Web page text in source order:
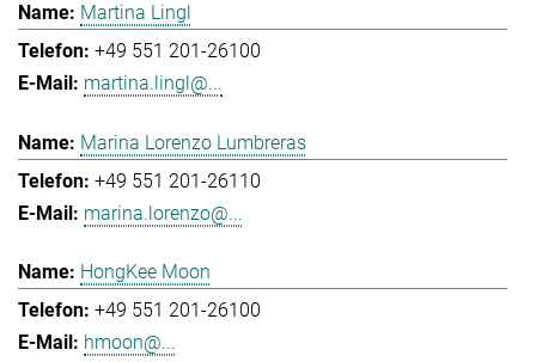
Martina Lingl
+49 551 201-26100
martina.lingl@...
Marina Lorenzo Lumbreras
+49 551 201-26110
marina.lorenzo@...
HongKee Moon
+49 551 201-26100
hmoon@...